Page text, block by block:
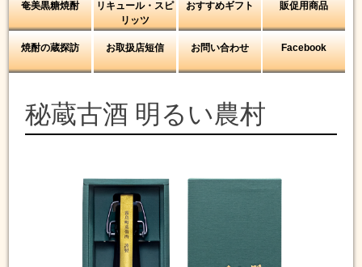
奄美黒糖焼酎
リキュール・スピ
リッツ
おすすめギフト 販促用商品
焼酎の蔵探訪 お取扱店短信 お問い合わせ Facebook
秘蔵古酒 明るい農村